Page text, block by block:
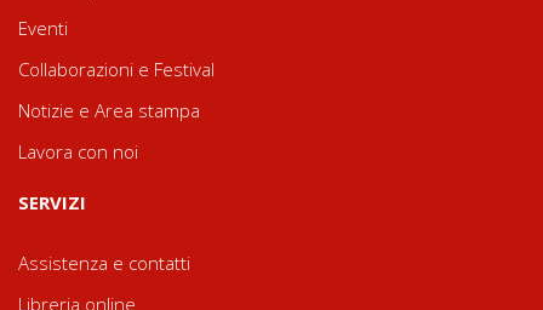
Eventi
Collaborazioni e Festival
Notizie e Area stampa
Lavora con noi
SERVIZI
Assistenza e contatti
Libreria online